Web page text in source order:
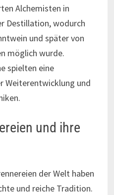
Alchemisten in
Destillation, wodurch
und später von
möglich wurde.
spielten eine
Weiterentwicklung und
und ihre
der Welt haben
und reiche Tradition.